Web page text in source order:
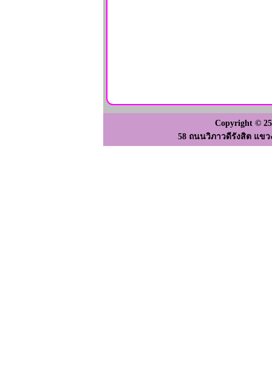
Copyright ©
58 ถนนวิภาวดีรังสิต แขว